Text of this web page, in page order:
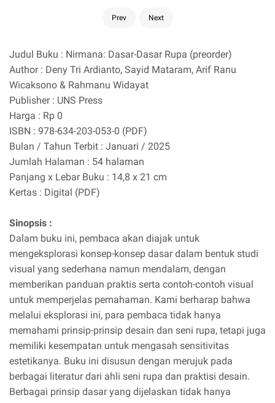
Prev Next
Judul Buku : Nirmana: Dasar-Dasar Rupa (preorder)
Author : Deny Tri Ardianto, Sayid Mataram, Arif Ranu
Wicaksono & Rahmanu Widayat
Publisher : UNS Press
Harga : Rp 0
ISBN : 978-634-203-053-0 (PDF)
Bulan / Tahun Terbit : Januari / 2025
Jumlah Halaman : 54 halaman
Panjang x Lebar Buku : 14,8 x 21 cm
Kertas : Digital (PDF)
Sinopsis :
Dalam buku ini, pembaca akan diajak untuk
mengeksplorasi konsep-konsep dasar dalam bentuk studi
visual yang sederhana namun mendalam, dengan
memberikan panduan praktis serta contoh-contoh visual
untuk memperjelas pemahaman. Kami berharap bahwa
melalui eksplorasi ini, para pembaca tidak hanya
memahami prinsip-prinsip desain dan seni rupa, tetapi juga
memiliki kesempatan untuk mengasah sensitivitas
estetikanya. Buku ini disusun dengan merujuk pada
berbagai literatur dari ahli seni rupa dan praktisi desain.
Berbagai prinsip dasar yang dijelaskan tidak hanya